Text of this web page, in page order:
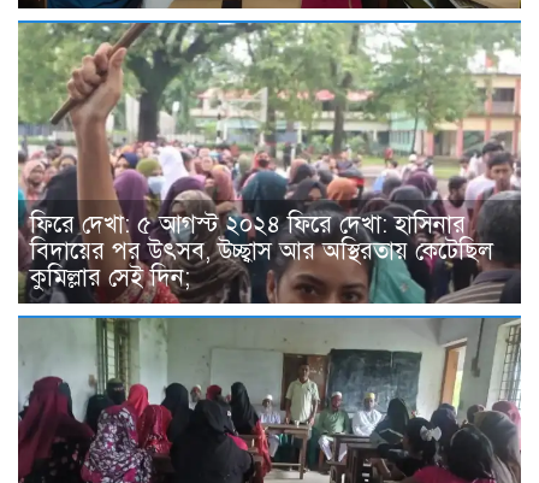
ফিরে দেখা: ৫ আগস্ট ২০২৪ ফিরে দেখা: হাসিনার
বিদায়ের পর উৎসব, উচ্ছ্বাস আর অস্থিরতায় কেটেছিল
কুমিল্লার সেই দিন;